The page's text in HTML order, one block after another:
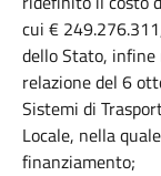
cui €
dello Stato,
relazione del 6
Sistemi di
Locale, nella
finanziamento;